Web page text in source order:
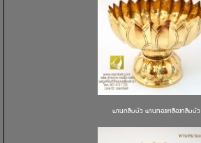
พานกลีบบัว พานทองเหลืองกลีบบัว